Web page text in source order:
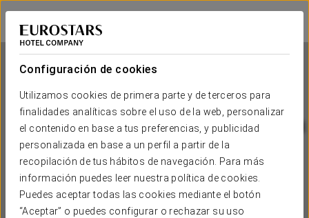
Configuración de cookies
Utilizamos cookies de primera parte y de terceros para
finalidades analíticas sobre el uso de la web, personalizar
el contenido en base a tus preferencias, y publicidad
personalizada en base a un perfil a partir de la
recopilación de tus hábitos de navegación. Para más
información puedes leer nuestra política de cookies.
Puedes aceptar todas las cookies mediante el botón
“Aceptar” o puedes configurar o rechazar su uso
Eurostars Palacio Santa Marta
CÁCERES - TRUJILLO
Eurostars Palacio Santa Marta
CÁCERES - TRUJILLO